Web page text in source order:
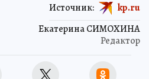
Екатерина СИМОХИНА
Редактор
Источник: kp.ru